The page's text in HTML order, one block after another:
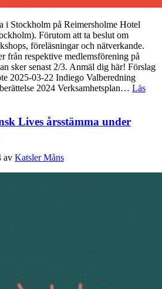
i Stockholm på Reimersholme Hotel
Förutom att ta beslut om
föreläsningar och nätverkande.
från respektive medlemsförening på
sker senast 2/3. Anmäl dig här! Förslag
2025-03-22 Indiego Valberedning
2024 Verksamhetsplan… Läs
Lives årsstämma under
av Katsler Måns